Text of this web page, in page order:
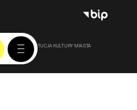
MOCAK – INSTYTUCJA KULTURY MIASTA